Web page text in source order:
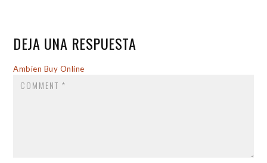
DEJA UNA RESPUESTA
Ambien Buy OnlineCOMMENT